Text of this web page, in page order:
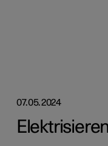
07.05.2024